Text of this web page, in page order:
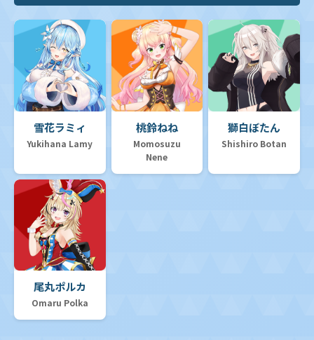
雪花ラミィ
Yukihana Lamy
桃鈴ねね
Momosuzu
Nene
獅白ぼたん
Shishiro Botan
尾丸ポルカ
Omaru Polka